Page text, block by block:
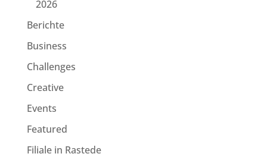
2026
Berichte
Business
Challenges
Creative
Events
Featured
Filiale in Rastede